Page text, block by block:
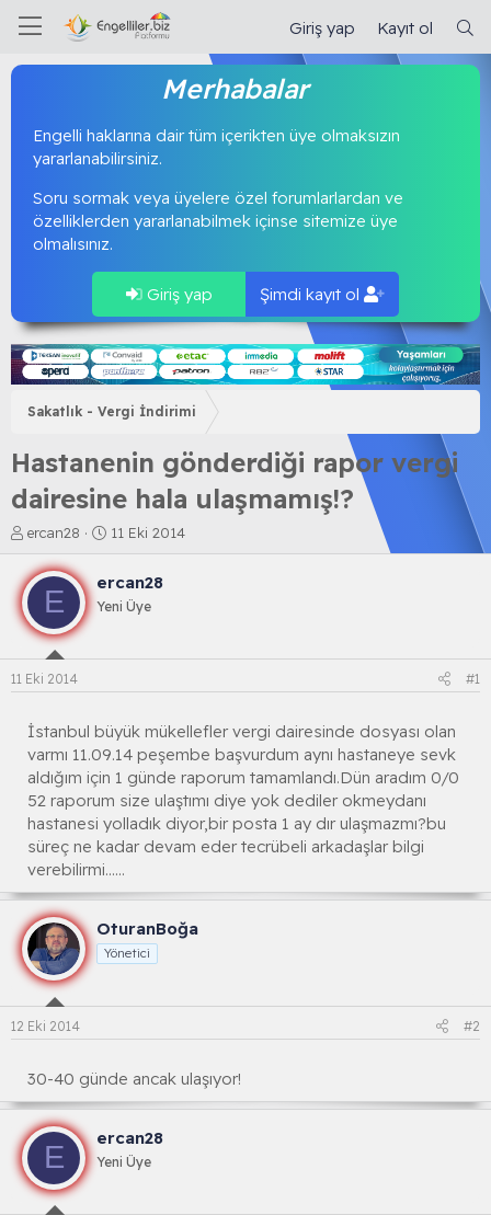
Giriş yap Kayıt ol
Merhabalar
Engelli haklarına dair tüm içerikten üye olmaksızın
yararlanabilirsiniz.
Soru sormak veya üyelere özel forumlarlardan ve
özelliklerden yararlanabilmek içinse sitemize üye
olmalısınız.
Giriş yap Şimdi kayıt ol
Sakatlık - Vergi İndirimi
Hastanenin gönderdiği rapor vergi
dairesine hala ulaşmamış!?
K
o
n
b
u
y
b
a
l
a
a
n
ercan28
B
a
l
a
ç
a
r
h
i
11 Eki 2014
E
ercan28
Yeni Üye
11 Eki 2014 #1
İstanbul büyük mükellefler vergi dairesinde dosyası olan
varmı 11.09.14 peşembe başvurdum aynı hastaneye sevk
aldığım için 1 günde raporum tamamlandı.Dün aradım 0/0
52 raporum size ulaştımı diye yok dediler okmeydanı
hastanesi yolladık diyor,bir posta 1 ay dır ulaşmazmı?bu
süreç ne kadar devam eder tecrübeli arkadaşlar bilgi
verebilirmi......
OturanBoğa
Yönetici
12 Eki 2014 #2
30-40 günde ancak ulaşıyor!
E
ercan28
Yeni Üye